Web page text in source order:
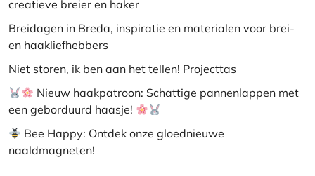
creatieve breier en haker
Breidagen in Breda, inspiratie en materialen voor brei-
en haakliefhebbers
Niet storen, ik ben aan het tellen! Projecttas
Nieuw haakpatroon: Schattige pannenlappen met
een geborduurd haasje!
Bee Happy: Ontdek onze gloednieuwe
naaldmagneten!